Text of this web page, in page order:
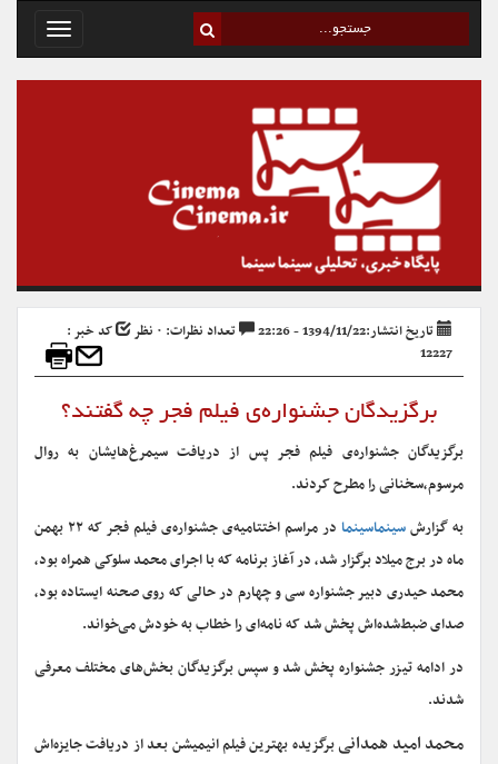
Toggle
تاریخ انتشار:1394/11/22 - 22:26 تعداد نظرات: ۰ نظر
کد خبر :
12227
برگزیدگان جشنواره‌ی فیلم فجر چه گفتند؟
برگزیدگان جشنواره‌ی فیلم فجر پس از دریافت سیمرغ‌هایشان به روال
مرسوم،سخنانی را مطرح کردند.
به گزارشسینماسینما
در مراسم اختتامیه‌ی جشنواره‌ی فیلم فجر که ۲۲ بهمن
ماه در برج میلاد برگزار شد، در آغاز برنامه که با اجرای محمد سلوکی همراه بود،
محمد حیدری دبیر جشنواره سی و چهارم در حالی که روی صحنه ایستاده بود،
صدای ضبط‌شده‌اش پخش شد که نامه‌ای را خطاب به خودش می‌خواند.
در ادامه تیزر جشنواره پخش شد و سپس برگزیدگان بخش‌های مختلف معرفی
شدند.
محمد امید همدانیبرگزیده بهترین فیلم انیمیشن بعد از دریافت جایزه‌اش